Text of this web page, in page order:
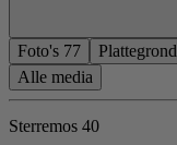
Foto's 77
Alle media
Sterremos 40